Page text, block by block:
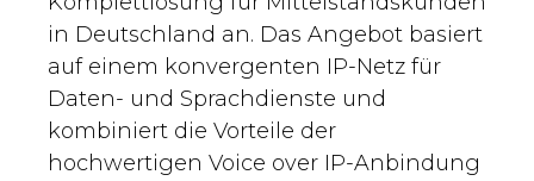
in Deutschland an. Das Angebot basiert
auf einem konvergenten IP-Netz für
Daten- und Sprachdienste und
kombiniert die Vorteile der
hochwertigen Voice over IP-Anbindung